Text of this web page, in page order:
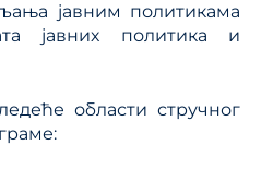
јавним политикама
јавних политика и
области стручног